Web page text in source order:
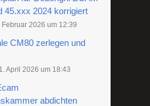
45.xxx 2024 korrigiert
Februar 2026 um 12:39
CM80 zerlegen und
April 2026 um 18:43
abdichten